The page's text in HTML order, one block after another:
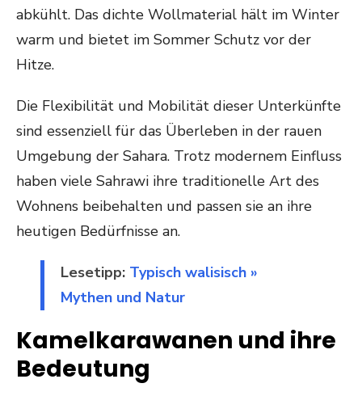
abkühlt. Das dichte Wollmaterial hält im Winter
warm und bietet im Sommer Schutz vor der
Hitze.
Die Flexibilität und Mobilität dieser Unterkünfte
sind essenziell für das Überleben in der rauen
Umgebung der Sahara. Trotz modernem Einfluss
haben viele Sahrawi ihre traditionelle Art des
Wohnens beibehalten und passen sie an ihre
heutigen Bedürfnisse an.
Lesetipp: Typisch walisisch »
Mythen und Natur
Kamelkarawanen und ihre
Bedeutung